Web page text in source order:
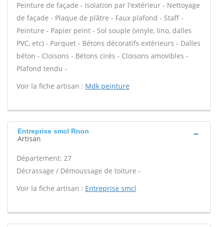
Peinture de façade - Isolation par l'extérieur - Nettoyage
de façade - Plaque de plâtre - Faux plafond - Staff -
Peinture - Papier peint - Sol souple (vinyle, lino, dalles
PVC, etc) - Parquet - Bétons décoratifs extérieurs - Dalles
béton - Cloisons - Bétons cirés - Cloisons amovibles -
Plafond tendu -
Voir la fiche artisan : Mdk peinture
Entreprise smcl Rnon
Artisan
Département: 27
Décrassage / Démoussage de toiture -
Voir la fiche artisan : Entreprise smcl